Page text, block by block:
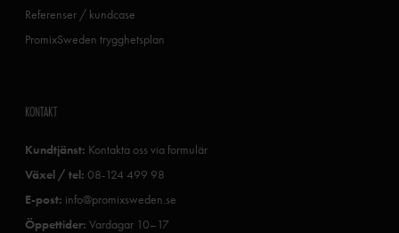
Referenser / kundcase
PromixSweden trygghetsplan
KONTAKT
Kundtjänst: Kontakta oss via formulär
Växel / tel: 08-124 499 98
E-post: info@promixsweden.se
Öppettider: Vardagar 10–17